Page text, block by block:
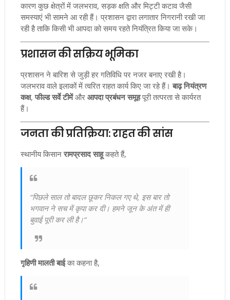
कारण कुछ क्षेत्रों में जलभराव, सड़क क्षति और मिट्टी कटाव जैसी
समस्याएं भी सामने आ रही हैं। प्रशासन द्वारा लगातार निगरानी रखी जा
रही है ताकि किसी भी आपदा को समय रहते नियंत्रित किया जा सके।
प्रशासन की सक्रिय भूमिका
प्रशासन ने बारिश से जुड़ी हर गतिविधि पर नजर बनाए रखी है।
जलभराव वाले इलाकों में त्वरित राहत कार्य किए जा रहे हैं। बाढ़ नियंत्रण
कक्ष, फील्ड सर्वे टीमेंऔर आपदा प्रबंधन समूहपूरी तत्परता से कार्यरत
हैं।
जनता की प्रतिक्रिया: राहत की सांस
स्थानीय किसान रामप्रसाद साहूकहते हैं,
“पिछले साल तो बादल छूकर निकल गए थे, इस बार तो
भगवान ने सच में कृपा कर दी। हमने जून के अंत में ही
बुवाई पूरी कर ली है।”
गृहिणी मालती बाईका कहना है,